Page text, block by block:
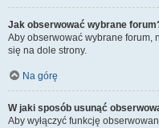
Jak obserwować wybrane
Aby obserwować wybrane forum,
się na dole strony.
Na górę
W jaki sposób usunąć
Aby wyłączyć funkcję